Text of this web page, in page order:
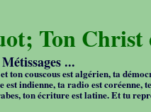
Ton
Métissages ...
ton couscous est algérien, ta
indienne, ta radio est coréenne,
ton écriture est latine. Et tu